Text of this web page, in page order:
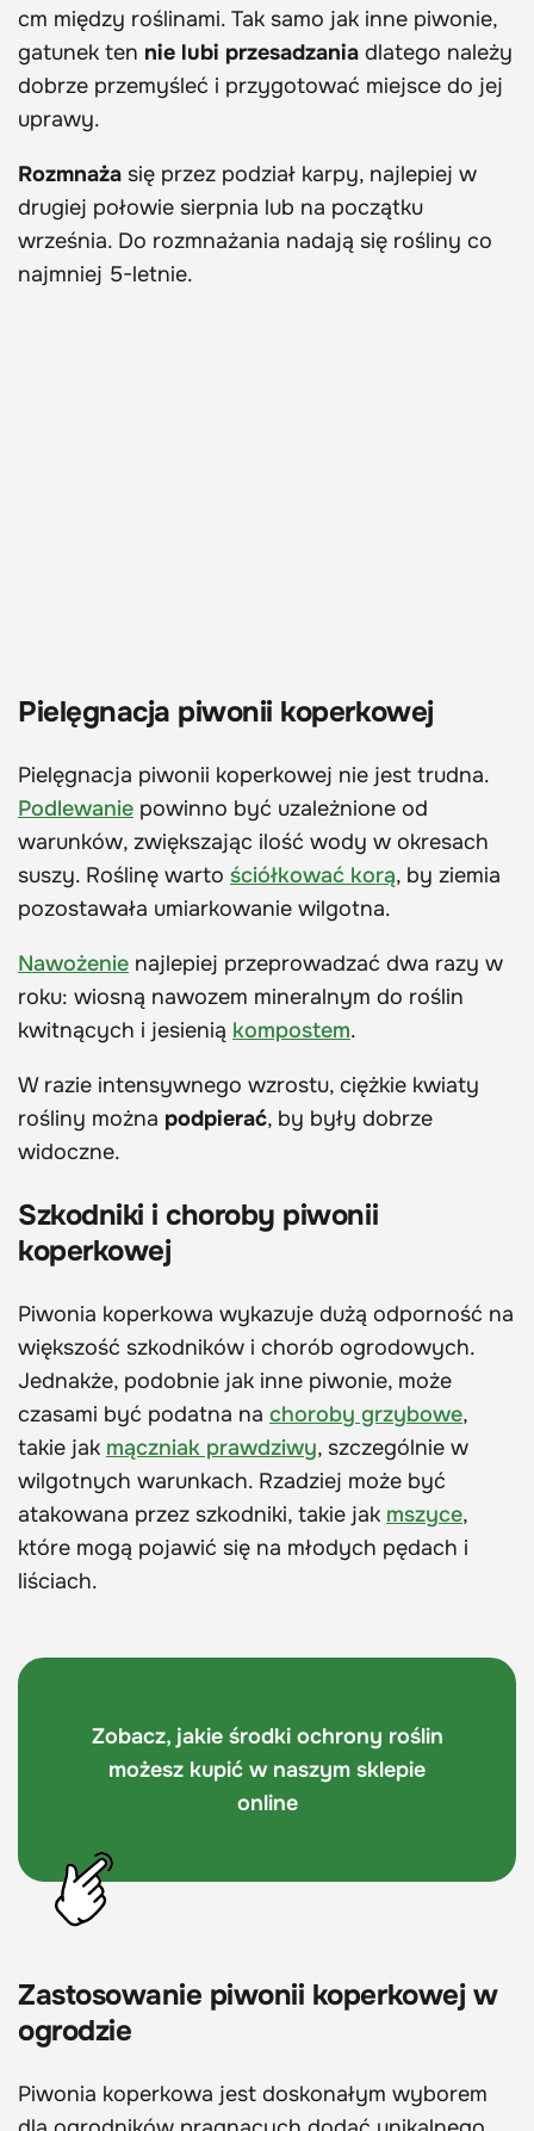
cm między roślinami. Tak samo jak inne piwonie,
gatunek ten nie lubi przesadzania dlatego należy
dobrze przemyśleć i przygotować miejsce do jej
uprawy.
Rozmnaża się przez podział karpy, najlepiej w
drugiej połowie sierpnia lub na początku
września. Do rozmnażania nadają się rośliny co
najmniej 5-letnie.
Pielęgnacja piwonii koperkowej
Pielęgnacja piwonii koperkowej nie jest trudna.
Podlewanie powinno być uzależnione od
warunków, zwiększając ilość wody w okresach
suszy. Roślinę warto ściółkować korą, by ziemia
pozostawała umiarkowanie wilgotna.
Nawożenie najlepiej przeprowadzać dwa razy w
roku: wiosną nawozem mineralnym do roślin
kwitnących i jesienią kompostem.
W razie intensywnego wzrostu, ciężkie kwiaty
rośliny można podpierać, by były dobrze
widoczne.
Szkodniki i choroby piwonii
koperkowej
Piwonia koperkowa wykazuje dużą odporność na
większość szkodników i chorób ogrodowych.
Jednakże, podobnie jak inne piwonie, może
czasami być podatna na choroby grzybowe,
takie jak mączniak prawdziwy, szczególnie w
wilgotnych warunkach. Rzadziej może być
atakowana przez szkodniki, takie jak mszyce,
które mogą pojawić się na młodych pędach i
liściach.
Zobacz, jakie środki ochrony roślin
możesz kupić w naszym sklepie
online
Zastosowanie piwonii koperkowej w
ogrodzie
Piwonia koperkowa jest doskonałym wyborem